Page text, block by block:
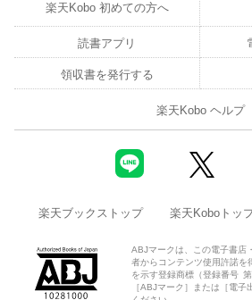
楽天Kobo 初めての方へ
読書アプリ
領収書を発行する
楽天Kobo ヘルプ
楽天ブックストップ 楽天Koboトッ
ABJマークは、この電子書店
者からコンテンツ使用許諾を
を示す登録商標（登録番号
［ABJマーク］または［電